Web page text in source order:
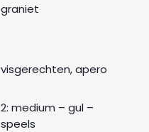
graniet
visgerechten, apero
2: medium – gul –
speels